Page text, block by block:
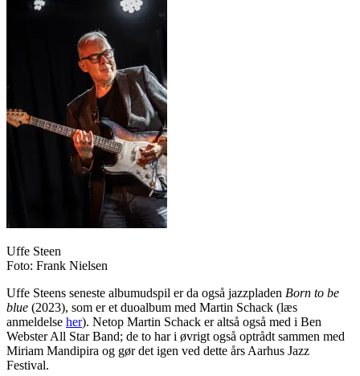
Uffe Steen
Foto: Frank Nielsen
Uffe Steens seneste albumudspil er da også jazzpladen Born to be
blue (2023), som er et duoalbum med Martin Schack (læs
anmeldelse her). Netop Martin Schack er altså også med i Ben
Webster All Star Band; de to har i øvrigt også optrådt sammen med
Miriam Mandipira og gør det igen ved dette års Aarhus Jazz
Festival.